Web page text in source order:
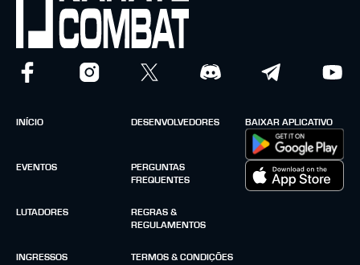
INÍCIO
EVENTOS
LUTADORES
INGRESSOS
DESENVOLVEDORES
PERGUNTAS
FREQUENTES
REGRAS &
REGULAMENTOS
TERMOS & CONDIÇÕES
BAIXAR APLICATIVO